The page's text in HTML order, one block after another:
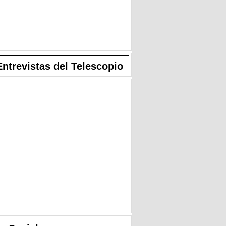
del Telescopio